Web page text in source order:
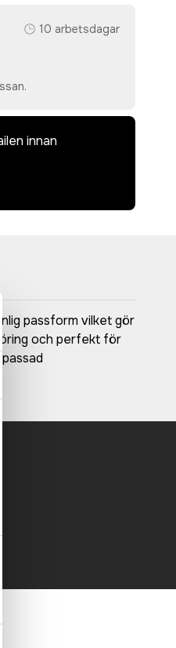
10 arbetsdagar
innan
passform vilket gör
och perfekt för